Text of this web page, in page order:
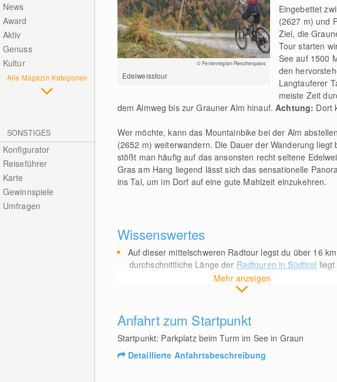
News
Award
Aktiv
Genuss
Kultur
Alle Magazin Kategorien
SONSTIGES
Konfigurator
Reiseführer
Karte
Gewinnspiele
Umfragen
© Ferienregion Reschenpass
Edelweisstour
Eingebettet
(2627 m) und
Ziel, die
Tour starten
See auf 1500
den
Langtauferer
meiste Zeit
dem Almweg bis zur Grauner Alm hinauf.Achtung: Dort
Wer möchte, kann das Mountainbike bei der Alm
(2652 m) weiterwandern. Die Dauer der Wanderung
stößt man häufig auf das ansonsten recht seltene
Gras am Hang liegend lässt sich das sensationelle
ins Tal, um im Dorf auf eine gute Mahlzeit einzukehren.
Wissenswertes
Mehr anzeigen
Auf dieser mittelschweren Radtour legst du über 16 km
durchschnittliche Länge der Radtouren in Südtirol
Anfahrt zum Startpunkt
Startpunkt: Parkplatz beim Turm im See in Graun
Detaillierte Anfahrtsbeschreibung